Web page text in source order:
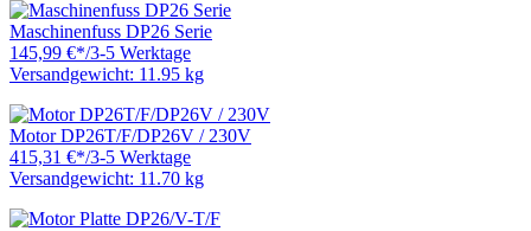
Maschinenfuss DP26 Serie
145,99 €*/3-5 Werktage
Versandgewicht: 11.95 kg
Motor DP26T/F/DP26V / 230V
415,31 €*/3-5 Werktage
Versandgewicht: 11.70 kg